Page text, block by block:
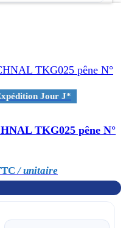
Jour J*
TKG025 pêne N°
/ unitaire